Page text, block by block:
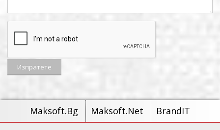
Maksoft.Bg Maksoft.Net BrandIT